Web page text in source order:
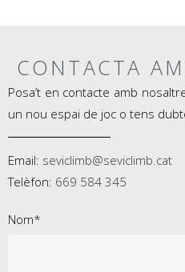
CONTACTA
Posa’t en contacte amb
un nou espai de joc o tens
Email: seviclimb@seviclimb.cat
Telèfon: 669 584 345
Nom*